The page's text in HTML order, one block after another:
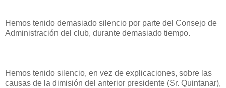
Hemos tenido demasiado silencio por parte del Consejo de
Administración del club, durante demasiado tiempo.
Hemos tenido silencio, en vez de explicaciones, sobre las
causas de la dimisión del anterior presidente (Sr. Quintanar),